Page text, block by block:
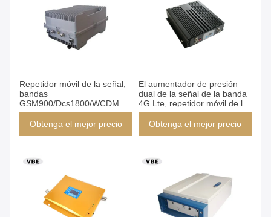
Repetidor móvil de la señal,
bandas
GSM900/Dcs1800/WCDMA2100
del aumentador de presión
de la señal tri
Obtenga el mejor precio
El aumentador de presión
dual de la señal de la banda
4G Lte, repetidor móvil de la
señal modificó frecuencia
para requisitos particulares
Obtenga el mejor precio